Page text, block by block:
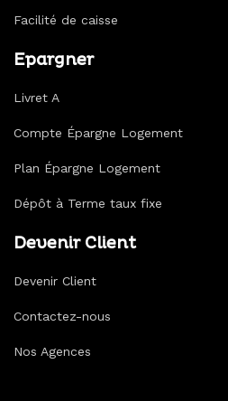
Facilité de caisse
Epargner
Livret A
Compte Épargne Logement
Plan Épargne Logement
Dépôt à Terme taux fixe
Devenir Client
Devenir Client
Contactez-nous
Nos Agences